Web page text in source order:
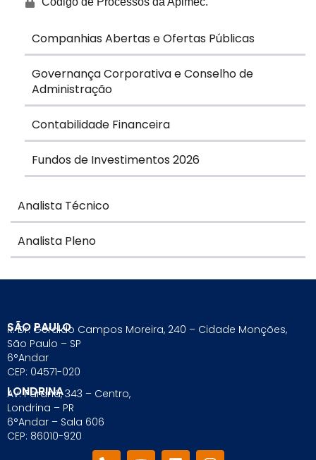
Companhias Abertas e Ofertas Públicas
Governança Corporativa e Conselho de
Administração
Contabilidade Financeira
Fundos de Investimentos 2026
Analista Técnico
Analista Pleno
SÃO PAULO
R. Dr. Geraldo Campos Moreira, 240 – Cidade Monções,
São Paulo – SP
6°Andar
CEP: 04571-020
LONDRINA
Av. Paraná, 343 – Centro,
Londrina – PR
6°Andar – Sala 606
CEP: 86010-920